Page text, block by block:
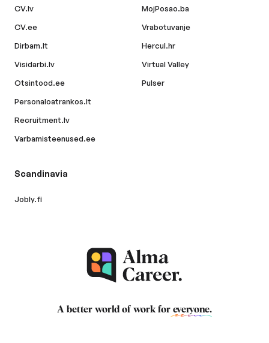
CV.lv
CV.ee
Dirbam.lt
Visidarbi.lv
Otsintood.ee
Personaloatrankos.lt
Recruitment.lv
Varbamisteenused.ee
MojPosao.ba
Vrabotuvanje
Hercul.hr
Virtual Valley
Pulser
Scandinavia
Jobly.fi
A better world of work for everyone.